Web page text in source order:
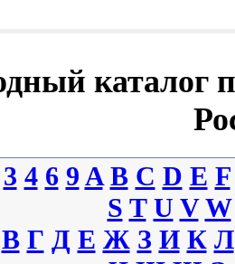
каталог
3 4 6 9 A B C D E F
S T U V W
В Г Д Е Ж З И К Л